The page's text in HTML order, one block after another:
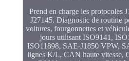
Prend en charge les protocoles
J27145. Diagnostic de routine
voitures, fourgonnettes et
jours utilisant ISO9141,
ISO11898, SAE-J1850 VPW,
lignes K/L, CAN haute vitesse,